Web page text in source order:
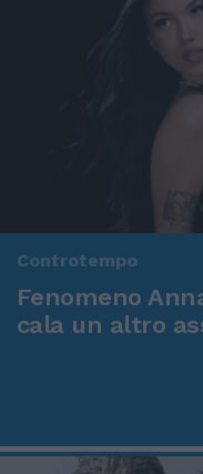
Controtempo
Fenomeno
cala un altro